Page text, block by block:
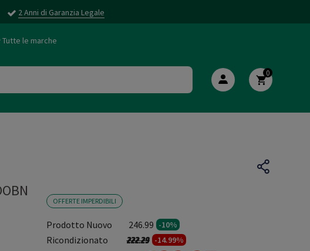
2 Anni di Garanzia Legale
Tutte le marche
0
OFFERTE IMPERDIBILI
Prodotto Nuovo 246.99 -10%
Ricondizionato Prezzo ridotto da
222.29a-14.99%